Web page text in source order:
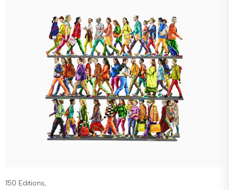
150 Editions,